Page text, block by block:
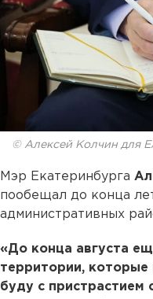
© Алексей Колчин для
Мэр Екатеринбурга
пообещал до конца
административных
«До конца августа
территории, которые
буду с пристрастием